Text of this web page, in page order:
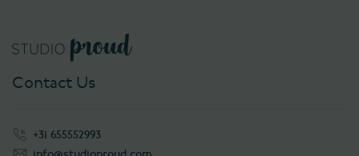
Contact Us
+31 655552993